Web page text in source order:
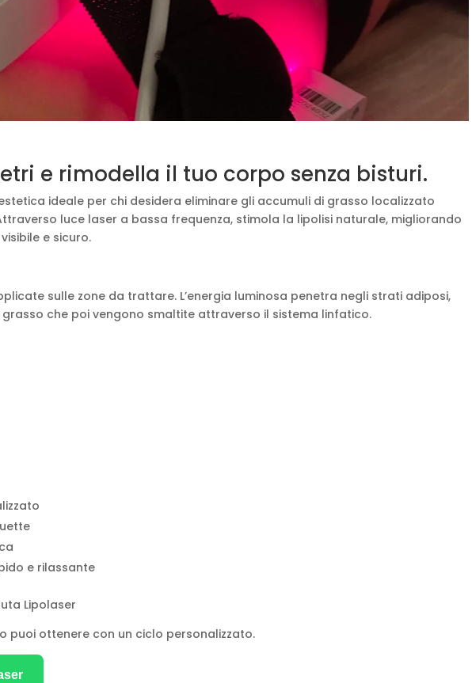
e rimodella il tuo corpo senza bisturi.
ideale per chi desidera eliminare gli accumuli di grasso localizzato
luce laser a bassa frequenza, stimola la lipolisi naturale, migliorando
e sicuro.
sulle zone da trattare. L’energia luminosa penetra negli strati adiposi,
che poi vengono smaltite attraverso il sistema linfatico.
e rilassante
Lipolaser
puoi ottenere con un ciclo personalizzato.